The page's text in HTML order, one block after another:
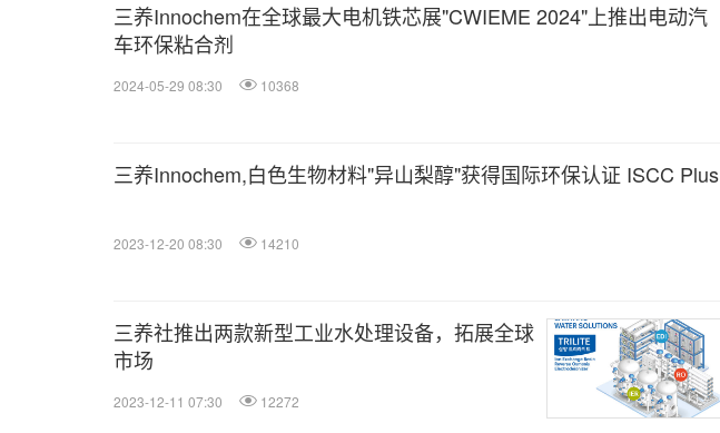
三养Innochem在全球最大电机铁芯展"CWIEME 2024"上推出电动汽
车环保粘合剂
2024-05-29 08:30 10368
三养Innochem,白色生物材料"异山梨醇"获得国际环保认证 ISCC Plus
2023-12-20 08:30 14210
三养社推出两款新型工业水处理设备，拓展全球
市场
2023-12-11 07:30 12272